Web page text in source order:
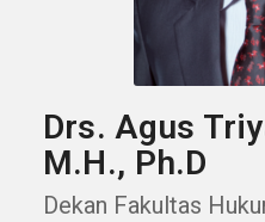
Drs. Agus
M.H., Ph.D
Dekan Fakultas